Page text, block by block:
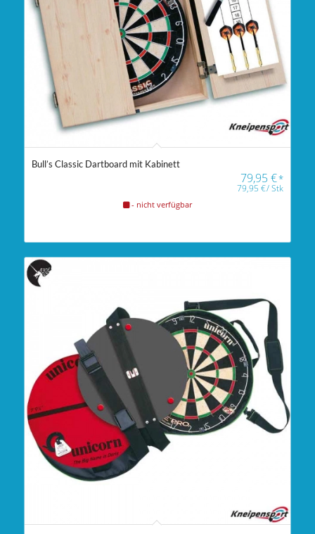
Bull’s Classic Dartboard mit Kabinett
79,95€*
79,95€/Stk
- nicht verfügbar